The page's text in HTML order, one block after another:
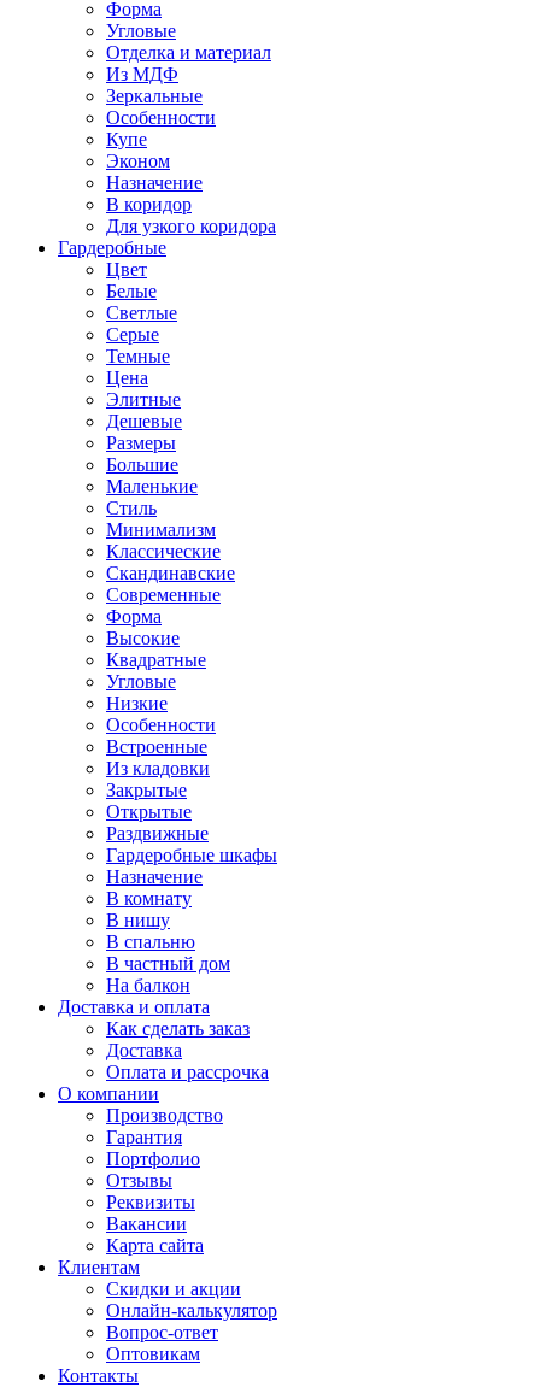
Форма
Угловые
Отделка и материал
Из МДФ
Зеркальные
Особенности
Купе
Эконом
Назначение
В коридор
Для узкого коридора
Гардеробные
Цвет
Белые
Светлые
Серые
Темные
Цена
Элитные
Дешевые
Размеры
Большие
Маленькие
Стиль
Минимализм
Классические
Скандинавские
Современные
Форма
Высокие
Квадратные
Угловые
Низкие
Особенности
Встроенные
Из кладовки
Закрытые
Открытые
Раздвижные
Гардеробные шкафы
Назначение
В комнату
В нишу
В спальню
В частный дом
На балкон
Доставка и оплата
Как сделать заказ
Доставка
Оплата и рассрочка
О компании
Производство
Гарантия
Портфолио
Отзывы
Реквизиты
Вакансии
Карта сайта
Клиентам
Скидки и акции
Онлайн-калькулятор
Вопрос-ответ
Оптовикам
Контакты